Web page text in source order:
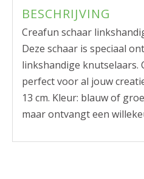
BESCHRIJVING
Creafun schaar
Deze schaar is speciaal
linkshandige knutselaars.
perfect voor al jouw
13 cm. Kleur: blauw of
maar ontvangt een